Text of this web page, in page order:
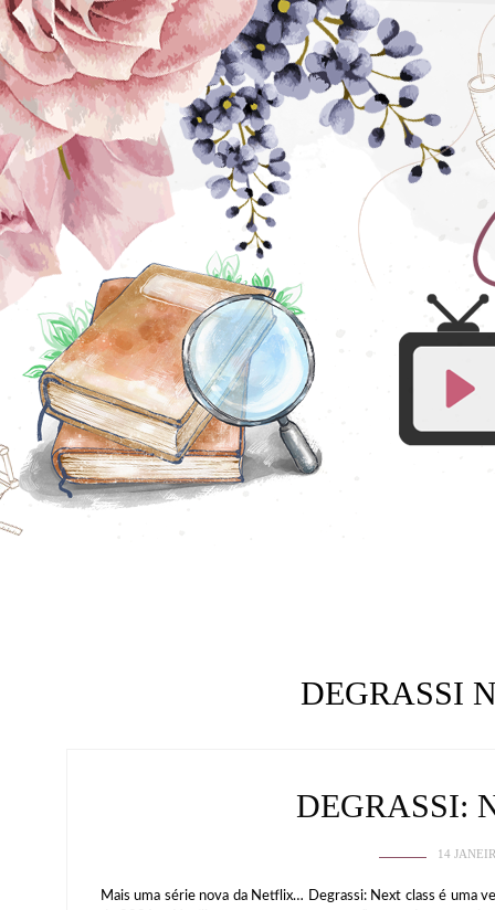
DEGRASSI
DEGRASSI:
14
Mais uma série nova da Netflix… Degrassi: Next class é uma